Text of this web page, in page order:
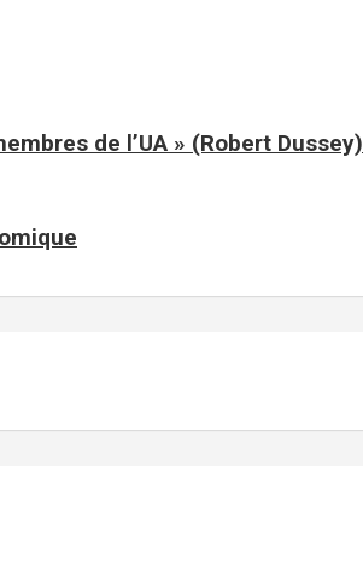
de l’UA » (Robert Dussey)